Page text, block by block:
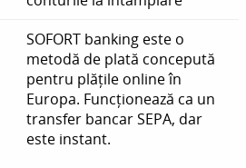
SOFORT banking este o
metodă de plată concepută
pentru plățile online în
Europa. Funcționează ca un
transfer bancar SEPA, dar
este instant.